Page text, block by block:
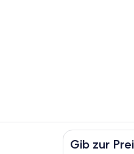
WohnbereichGib zur